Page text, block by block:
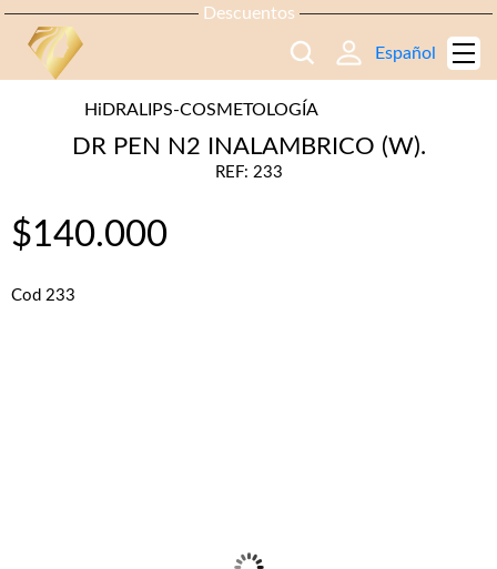
Descuentos
Español
HiDRALIPS-COSMETOLOGÍA
DR PEN N2 INALAMBRICO (W).
REF: 233
$140.000
Cod 233